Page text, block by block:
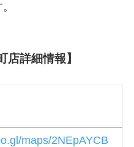
店詳細情報】
maps/2NEpAYCB